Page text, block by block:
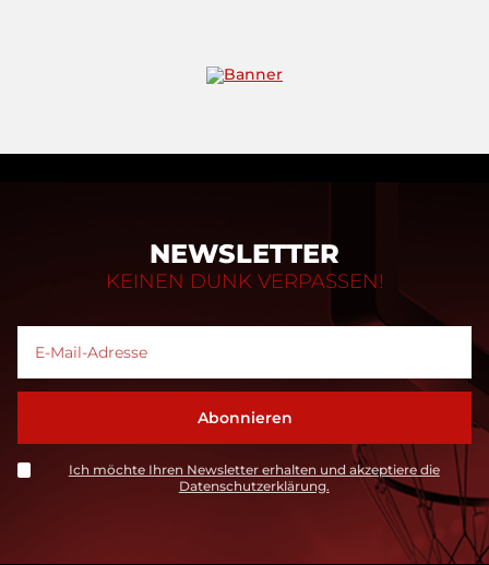
NEWSLETTER
KEINEN DUNK VERPASSEN!
Ich möchte Ihren Newsletter erhalten und akzeptiere die
Datenschutzerklärung.